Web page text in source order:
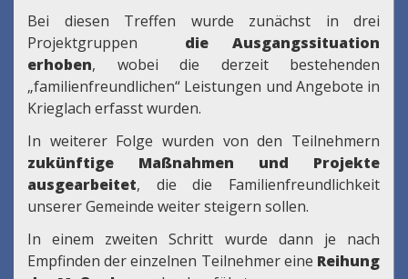
Bei diesen Treffen wurde zunächst in drei
Projektgruppen die Ausgangssituation
erhoben, wobei die derzeit bestehenden
„familienfreundlichen“ Leistungen und Angebote in
Krieglach erfasst wurden.
In weiterer Folge wurden von den Teilnehmern
zukünftige Maßnahmen und Projekte
ausgearbeitet, die die Familienfreundlichkeit
unserer Gemeinde weiter steigern sollen.
In einem zweiten Schritt wurde dann je nach
Empfinden der einzelnen Teilnehmer eine Reihung